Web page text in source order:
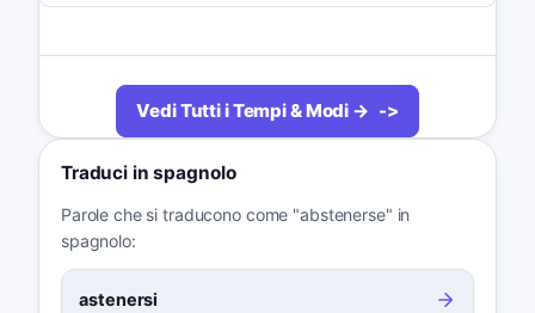
Vedi Tutti i Tempi & Modi →
Traduci in spagnolo
Parole che si traducono come "abstenerse" in
spagnolo:
astenersi